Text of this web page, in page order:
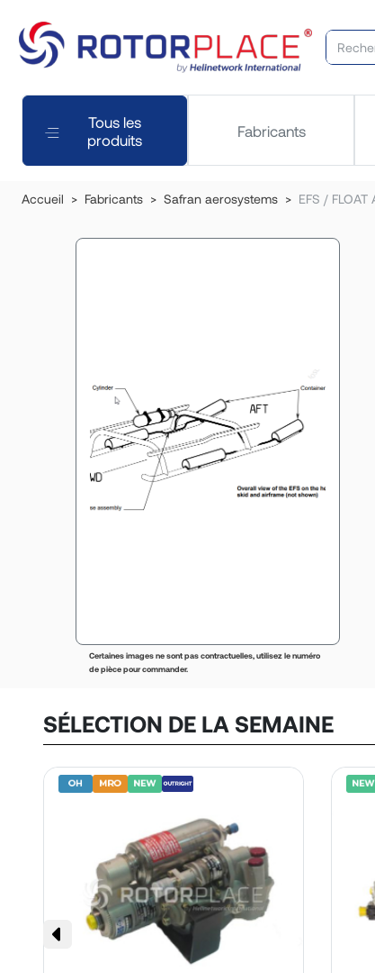
Tous les
produits
Fabricants
Accueil Fabricants Safran aerosystems EFS /
Certaines images ne sont pas contractuelles, utilisez le numéro
de pièce pour commander.
SÉLECTION DE LA SEMAINE